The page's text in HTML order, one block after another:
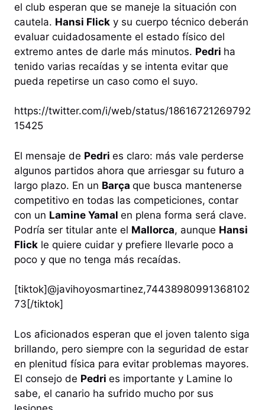
el club esperan que se maneje la situación con
cautela. Hansi Flick y su cuerpo técnico deberán
evaluar cuidadosamente el estado físico del
extremo antes de darle más minutos. Pedri ha
tenido varias recaídas y se intenta evitar que
pueda repetirse un caso como el suyo.
https://twitter.com/i/web/status/18616721269792
15425
El mensaje de Pedri es claro: más vale perderse
algunos partidos ahora que arriesgar su futuro a
largo plazo. En un Barça que busca mantenerse
competitivo en todas las competiciones, contar
con un Lamine Yamal en plena forma será clave.
Podría ser titular ante el Mallorca, aunque Hansi
Flick le quiere cuidar y prefiere llevarle poco a
poco y que no tenga más recaídas.
[tiktok]@javihoyosmartinez,74438980991368102
73[/tiktok]
Los aficionados esperan que el joven talento siga
brillando, pero siempre con la seguridad de estar
en plenitud física para evitar problemas mayores.
El consejo de Pedri es importante y Lamine lo
sabe, el canario ha sufrido mucho por sus